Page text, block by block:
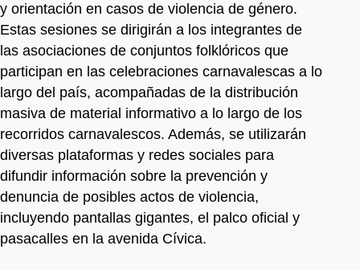
y orientación en casos de violencia de género.
Estas sesiones se dirigirán a los integrantes de
las asociaciones de conjuntos folklóricos que
participan en las celebraciones carnavalescas a lo
largo del país, acompañadas de la distribución
masiva de material informativo a lo largo de los
recorridos carnavalescos. Además, se utilizarán
diversas plataformas y redes sociales para
difundir información sobre la prevención y
denuncia de posibles actos de violencia,
incluyendo pantallas gigantes, el palco oficial y
pasacalles en la avenida Cívica.